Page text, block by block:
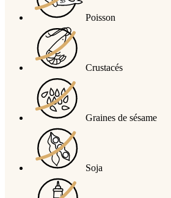
Poisson
Crustacés
Graines de sésame
Soja